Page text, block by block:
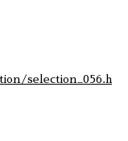
selection_056.h